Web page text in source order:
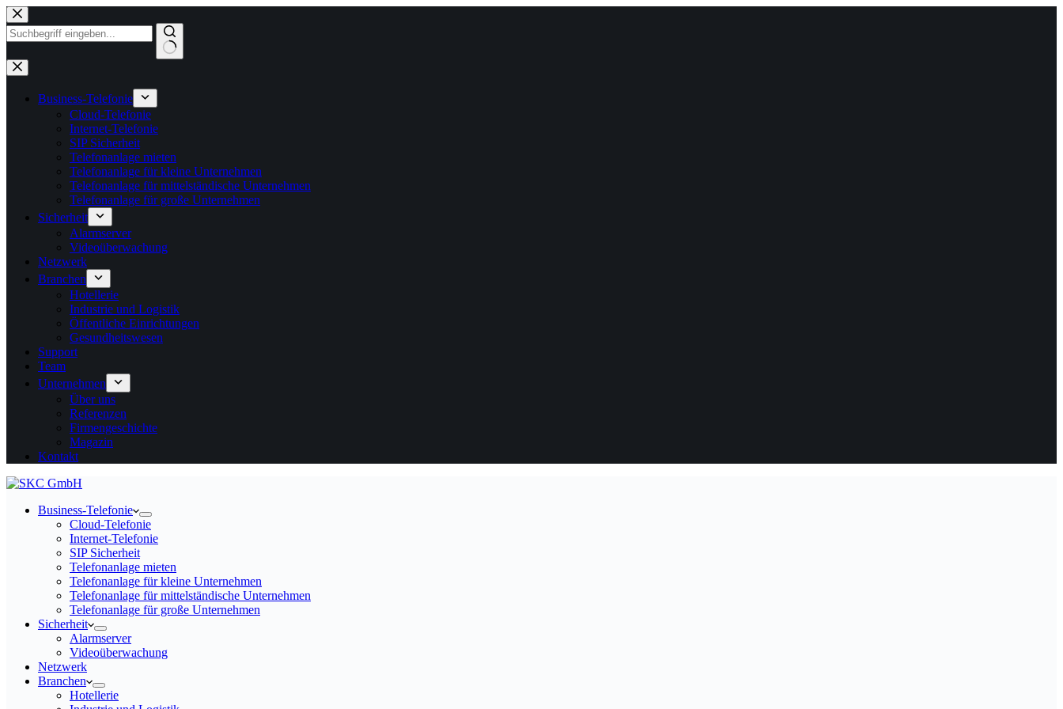
Zum
Inhalt
springen
Business-Telefonie
Cloud-Telefonie
Internet-Telefonie
SIP Sicherheit
Telefonanlage mieten
Telefonanlage für kleine Unternehmen
Telefonanlage für mittelständische Unternehmen
Telefonanlage für große Unternehmen
Sicherheit
Alarmserver
Videoüberwachung
Netzwerk
Branchen
Hotellerie
Industrie und Logistik
Öffentliche Einrichtungen
Gesundheitswesen
Support
Team
Unternehmen
Über uns
Referenzen
Firmengeschichte
Magazin
Kontakt
Business-Telefonie
Cloud-Telefonie
Internet-Telefonie
SIP Sicherheit
Telefonanlage mieten
Telefonanlage für kleine Unternehmen
Telefonanlage für mittelständische Unternehmen
Telefonanlage für große Unternehmen
Sicherheit
Alarmserver
Videoüberwachung
Netzwerk
Branchen
Hotellerie